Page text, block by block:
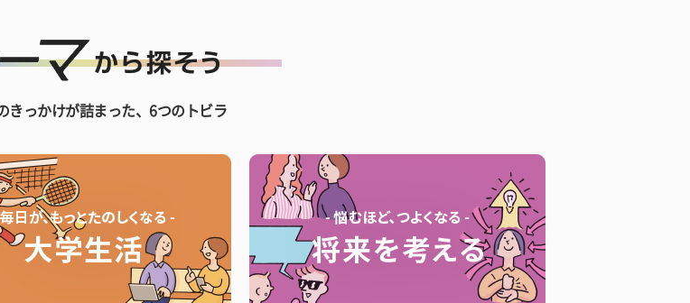
きっかけが詰まった、6つのトビラ